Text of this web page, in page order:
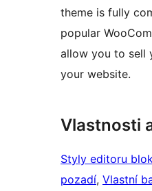
theme is fully
popular
allow you to sell
your website.
Vlastnosti
Styly editoru
pozadí, Vlastní